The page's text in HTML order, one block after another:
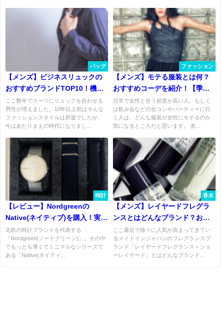
バッグ
【メンズ】ビジネスリュックの
おすすめブランドTOP10！機能
性と耐久性を重視。
ここ数年でスーツにリュックを合わせる
男性が増えました。10年以上前はそんな
ファッションスタイルは邪道でしたが、
今はあたりまえの時代になりまし...
ファッション
【メンズ】モテる服装とは何？
おすすめコーデを紹介！【季節
別】
日常で女性と合う頻度が高い人、もしく
は飲み会などの合コンやパーティーに行
く人は、どんな服装が女性にモテるのか
気になるところだと思います。 友...
時計
【レビュー】Nordgreenの
Native(ネイティブ)を購入！実物
＆口コミはどうなの？
北欧の時計ブランドを代表する
「Nordgreen(ノードグリーン)」。その中
でもっとも薄くてミニマルなシリーズで
ある「Native(ネイティ...
香水
【メンズ】レイヤードフレグラ
ンスとはどんなブランド？おす
すめの香水はどれ？
ここ最近で徐々に人気が高まってきてい
るメイドインジャパンのフレグランスブ
ランド「レイヤードフレグランス＝ショ
ーレイヤード」とはどんなブランド...